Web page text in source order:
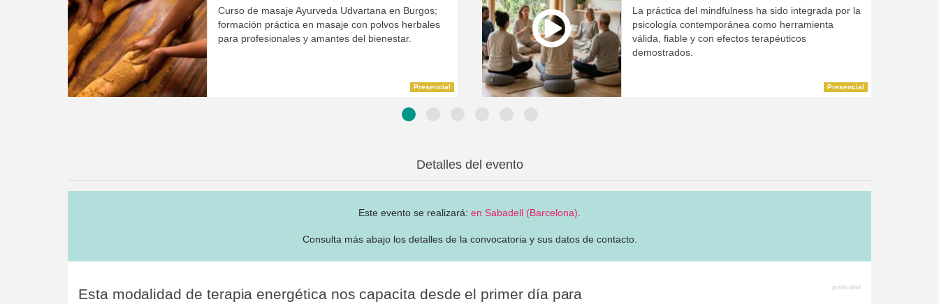
Curso de masaje Ayurveda Udvartana en Burgos;
formación práctica en masaje con polvos herbales
para profesionales y amantes del bienestar.
Presencial
La práctica del mindfulness ha sido integrada por la
psicología contemporánea como herramienta
válida, fiable y con efectos terapéuticos
demostrados.
Presencial
Detalles del evento
Este evento se realizará: en Sabadell (Barcelona)
Consulta más abajo los detalles de la convocatoria y sus datos de contacto.
Esta modalidad de terapia energética nos capacita desde el primer día para